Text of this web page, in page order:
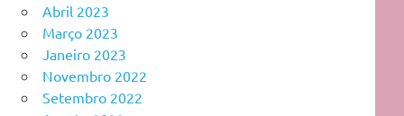
Abril 2023
Março 2023
Janeiro 2023
Novembro 2022
Setembro 2022